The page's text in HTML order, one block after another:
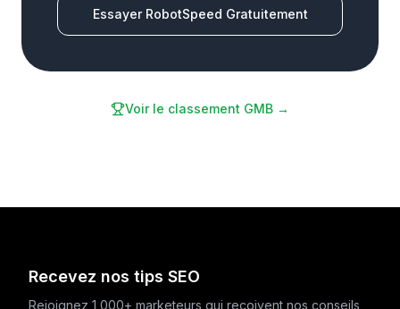
Essayer RobotSpeed Gratuitement
Voir le classement GMB →
Recevez nos tips SEO
Rejoignez 1 000+ marketeurs qui recoivent nos conseils